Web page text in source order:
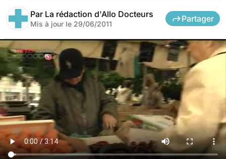
Par La rédaction d'Allo Docteurs
Mis à jour le 29/06/2011
Partager